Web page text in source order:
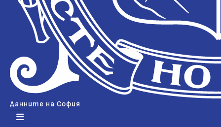
Данните на София